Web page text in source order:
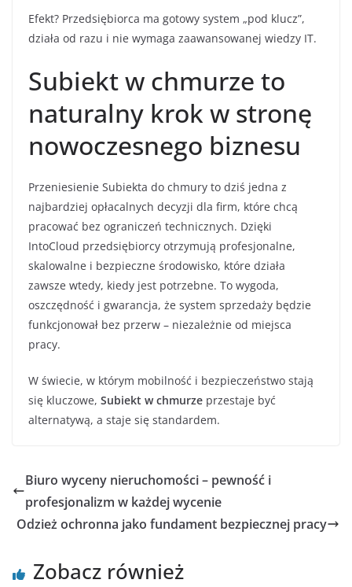
Efekt? Przedsiębiorca ma gotowy system „pod klucz”,
działa od razu i nie wymaga zaawansowanej wiedzy IT.
Subiekt w chmurze to
naturalny krok w stronę
nowoczesnego biznesu
Przeniesienie Subiekta do chmury to dziś jedna z
najbardziej opłacalnych decyzji dla firm, które chcą
pracować bez ograniczeń technicznych. Dzięki
IntoCloud przedsiębiorcy otrzymują profesjonalne,
skalowalne i bezpieczne środowisko, które działa
zawsze wtedy, kiedy jest potrzebne. To wygoda,
oszczędność i gwarancja, że system sprzedaży będzie
funkcjonował bez przerw – niezależnie od miejsca
pracy.
W świecie, w którym mobilność i bezpieczeństwo stają
się kluczowe, Subiekt w chmurze przestaje być
alternatywą, a staje się standardem.
Biuro wyceny nieruchomości – pewność i
profesjonalizm w każdej wycenie
Odzież ochronna jako fundament bezpiecznej pracy
Zobacz również